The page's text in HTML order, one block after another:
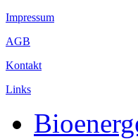
Impressum
AGB
Kontakt
Links